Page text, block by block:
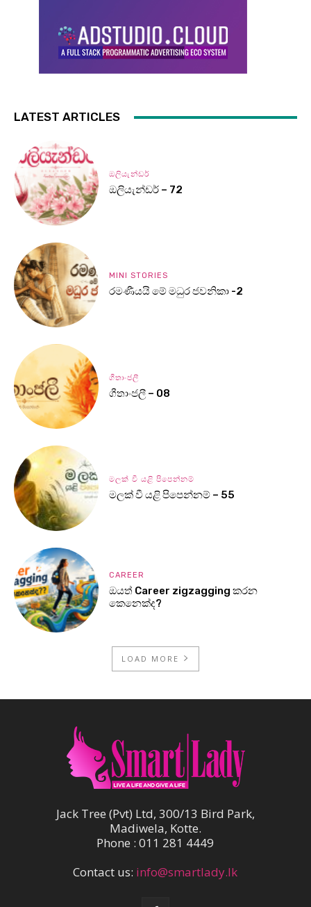
LATEST ARTICLES
ඔලියැන්ඩර්
ඔලියැන්ඩර් – 72
MINI STORIES
රමණීයයි මේ මධුර ජවනිකා -2
ගීතාංජලී
ගීතාංජලී – 08
මලක් වී යළි පිපෙන්නම්
මලක් වී යළි පිපෙන්නම් – 55
CAREER
ඔයත් Career zigzagging කරන
කෙනෙක්ද?
LOAD MORE
Jack Tree (Pvt) Ltd, 300/13 Bird Park,
Madiwela, Kotte.
Phone : 011 281 4449
Contact us: info@smartlady.lk